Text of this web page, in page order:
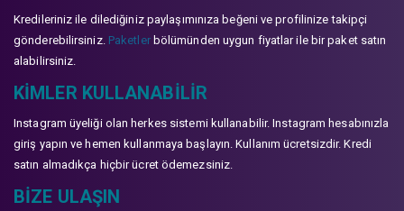
Kredileriniz ile dilediğiniz paylaşımınıza beğeni ve profilinize takipçi
gönderebilirsiniz. Paketlerbölümünden uygun fiyatlar ile bir paket satın
alabilirsiniz.
KIMLER KULLANABILIR
Instagram üyeliği olan herkes sistemi kullanabilir. Instagram hesabınızla
giriş yapın ve hemen kullanmaya başlayın. Kullanım ücretsizdir. Kredi
satın almadıkça hiçbir ücret ödemezsiniz.
BIZE ULAŞIN